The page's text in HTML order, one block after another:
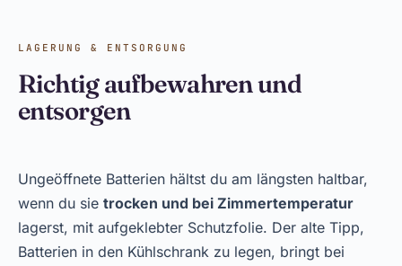
LAGERUNG & ENTSORGUNG
Richtig aufbewahren und
entsorgen
Ungeöffnete Batterien hältst du am längsten haltbar,
wenn du sie trocken und bei Zimmertemperatur
lagerst, mit aufgeklebter Schutzfolie. Der alte Tipp,
Batterien in den Kühlschrank zu legen, bringt bei